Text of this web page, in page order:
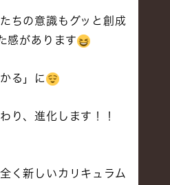
ちの意識もグッと創成
感があります
る」に
り、進化します！！
く新しいカリキュラム